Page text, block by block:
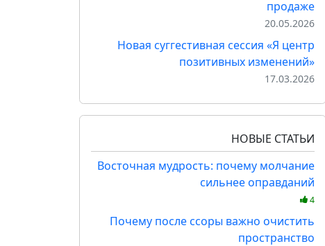
продаже
20.05.2026
Новая суггестивная сессия «Я центр
позитивных изменений»
17.03.2026
НОВЫЕ СТАТЬИ
Восточная мудрость: почему молчание
сильнее оправданий
4
Почему после ссоры важно очистить
пространство